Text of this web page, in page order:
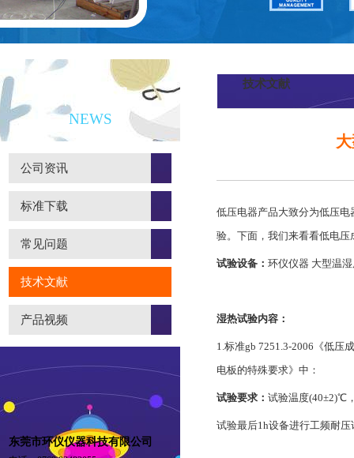
新闻资讯
NEWS
公司资讯
标准下载
常见问题
技术文献
产品视频
东莞市环仪仪器科技有限公司
技术文献
低压电器产品大致分为低压
验。下面，我们来看看低电
试验设备：环仪仪器 大型温
湿热试验内容：
1.标准gb 7251.3-2006《低压
电板的特殊要求》中：
试验要求：试验温度(40±2)℃
试验最后1h设备进行工频耐